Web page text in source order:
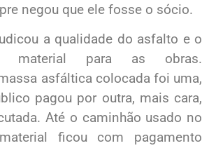
negou que ele fosse o sócio.
a qualidade do asfalto e o
material para as obras.
asfáltica colocada foi uma,
pagou por outra, mais cara,
Até o caminhão usado no
ficou com pagamento